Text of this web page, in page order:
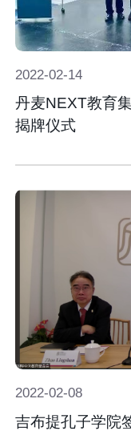
2022-02-14
丹麦NEXT教育
揭牌仪式
2022-02-08
吉布提孔子学院